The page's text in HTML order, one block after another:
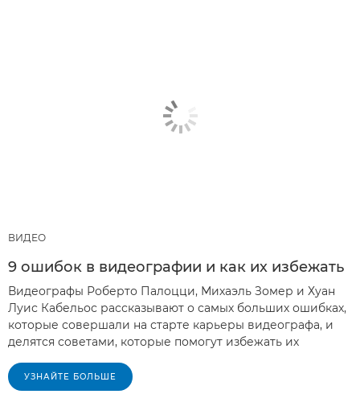
ВИДЕО
9 ошибок в видеографии и как их избежать
Видеографы Роберто Палоцци, Михаэль Зомер и Хуан
Луис Кабельос рассказывают о самых больших ошибках,
которые совершали на старте карьеры видеографа, и
делятся советами, которые помогут избежать их
УЗНАЙТЕ БОЛЬШЕ